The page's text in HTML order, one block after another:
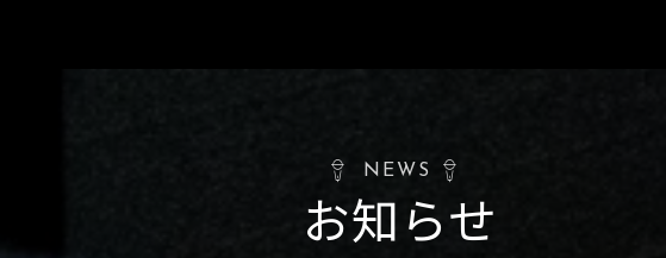
NEWS
お知らせ